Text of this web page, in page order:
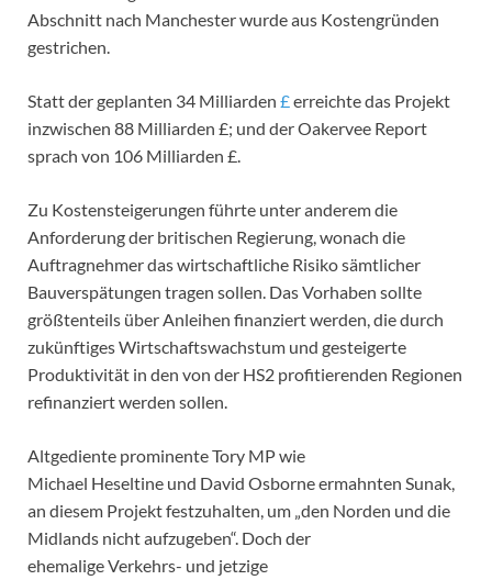
Abschnitt nach Manchester wurde aus Kostengründen
gestrichen.
Statt der geplanten 34 Milliarden £erreichte das Projekt
inzwischen 88 Milliarden £; und der Oakervee Report
sprach von 106 Milliarden £.
Zu Kostensteigerungen führte unter anderem die
Anforderung der britischen Regierung, wonach die
Auftragnehmer das wirtschaftliche Risiko sämtlicher
Bauverspätungen tragen sollen. Das Vorhaben sollte
größtenteils über Anleihen finanziert werden, die durch
zukünftiges Wirtschaftswachstum und gesteigerte
Produktivität in den von der HS2 profitierenden Regionen
refinanziert werden sollen.
Altgediente prominente Tory MP wie
Michael Heseltine und David Osborne ermahnten Sunak,
an diesem Projekt festzuhalten, um „den Norden und die
Midlands nicht aufzugeben“. Doch der
ehemalige Verkehrs- und jetzige